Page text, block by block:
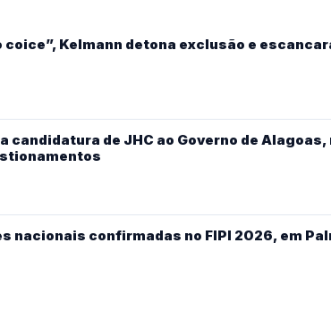
coice”, Kelmann detona exclusão e
candidatura de JHC ao Governo de
nacionais confirmadas no FIPI 2026, em